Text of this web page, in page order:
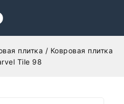
плитка / Ковровая плитка
Tile 98